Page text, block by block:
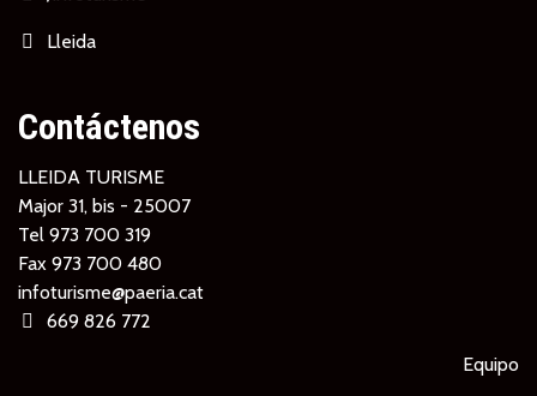
Lleida
Contáctenos
LLEIDA TURISME
Major 31, bis - 25007
Tel 973 700 319
Fax 973 700 480
infoturisme@paeria.cat
669 826 772
Equipo